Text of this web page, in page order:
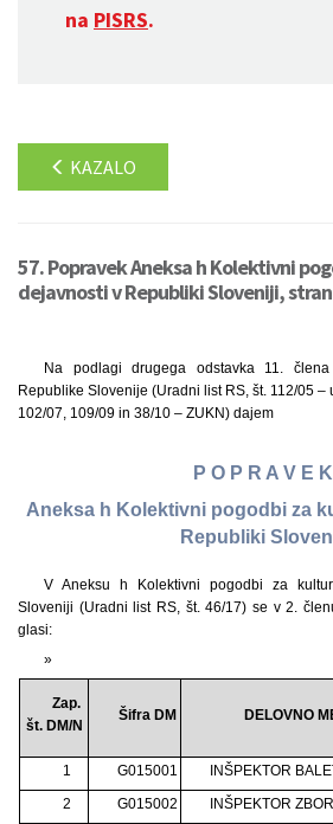
na PISRS.
KAZALO
57. Popravek Aneksa h Kolektivni
dejavnosti v Republiki Sloveniji,
Na podlagi drugega odstavka 11.
Republike Slovenije (Uradni list RS, št. 112/05
102/07, 109/09 in 38/10 – ZUKN) dajem
P O P R A V E K
Aneksa h Kolektivni pogodbi za
Republiki
V Aneksu h Kolektivni pogodbi za
Sloveniji (Uradni list RS, št. 46/17) se v 2.
glasi:
»
Zap.
št. DM/N
Šifra DM DELOVNO
1 G015001 INŠPEKTOR
2
G015002 INŠPEKTOR